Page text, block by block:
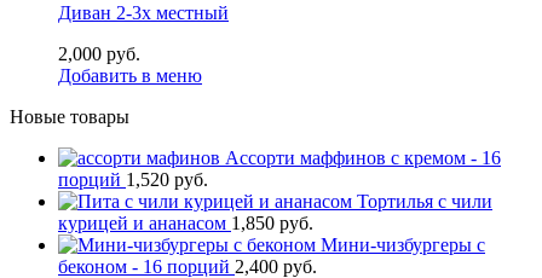
Диван 2-3х местный
2,000 руб.
Добавить в меню
Новые товары
Ассорти маффинов с кремом - 16
порций 1,520 руб.
Тортилья с чили
курицей и ананасом 1,850 руб.
Мини-чизбургеры с
беконом - 16 порций 2,400 руб.